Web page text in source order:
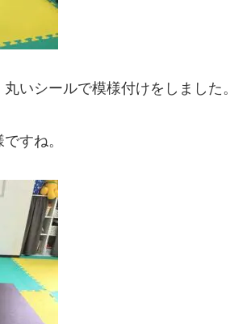
いシールで模様付けをしました。
すね。